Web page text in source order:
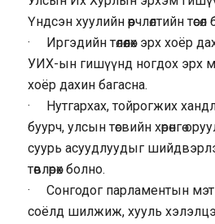
Үндсэн хуулийн өөрчлөлтийн
· Иргэдийн төлөөлөх эрх хоёр
УИХ-ын гишүүнд ногдох эрх
хоёр дахин багасна.
· Нутгархах, тойрогжих
буурч, улсын төсвийн хөрөнгө
суурь асуудлуудыг
төвлөрөх болно.
· Сонгодог парламентын
соёлд шилжиж, хууль